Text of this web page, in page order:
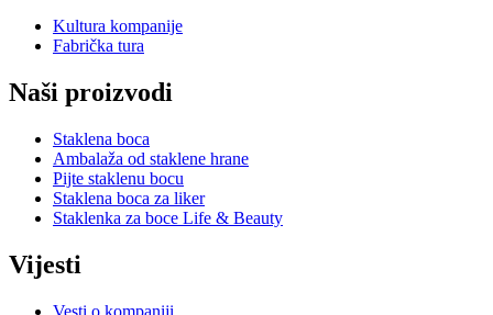
Kultura kompanije
Fabrička tura
Naši proizvodi
Staklena boca
Ambalaža od staklene hrane
Pijte staklenu bocu
Staklena boca za liker
Staklenka za boce Life & Beauty
Vijesti
Vesti o kompaniji